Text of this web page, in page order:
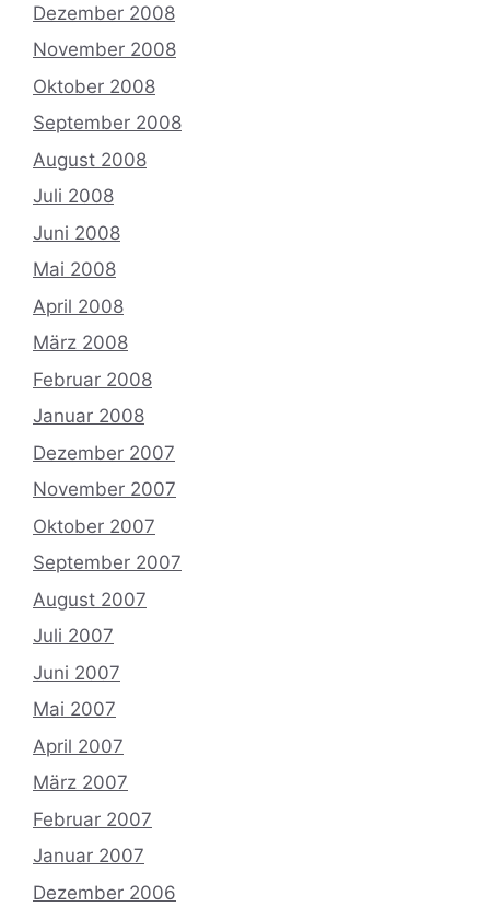
Dezember 2008
November 2008
Oktober 2008
September 2008
August 2008
Juli 2008
Juni 2008
Mai 2008
April 2008
März 2008
Februar 2008
Januar 2008
Dezember 2007
November 2007
Oktober 2007
September 2007
August 2007
Juli 2007
Juni 2007
Mai 2007
April 2007
März 2007
Februar 2007
Januar 2007
Dezember 2006